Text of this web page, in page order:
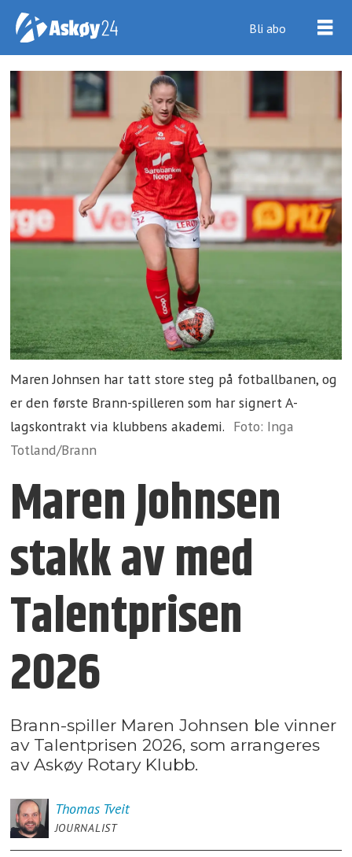
Bli abo
Maren Johnsen har tatt store steg på fotballbanen, og
er den første Brann-spilleren som har signert A-
lagskontrakt via klubbens akademi. Foto: Inga
Totland/Brann
Maren Johnsen
stakk av med
Talentprisen
2026
Brann-spiller Maren Johnsen ble vinner
av Talentprisen 2026, som arrangeres
av Askøy Rotary Klubb.
Thomas Tveit
JOURNALIST